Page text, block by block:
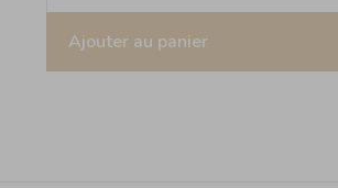
Ajouter au panier